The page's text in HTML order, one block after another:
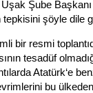
Şube
tepkisini şöyle dile
bir resmi
tesadüf
Atatürk‘e
bu